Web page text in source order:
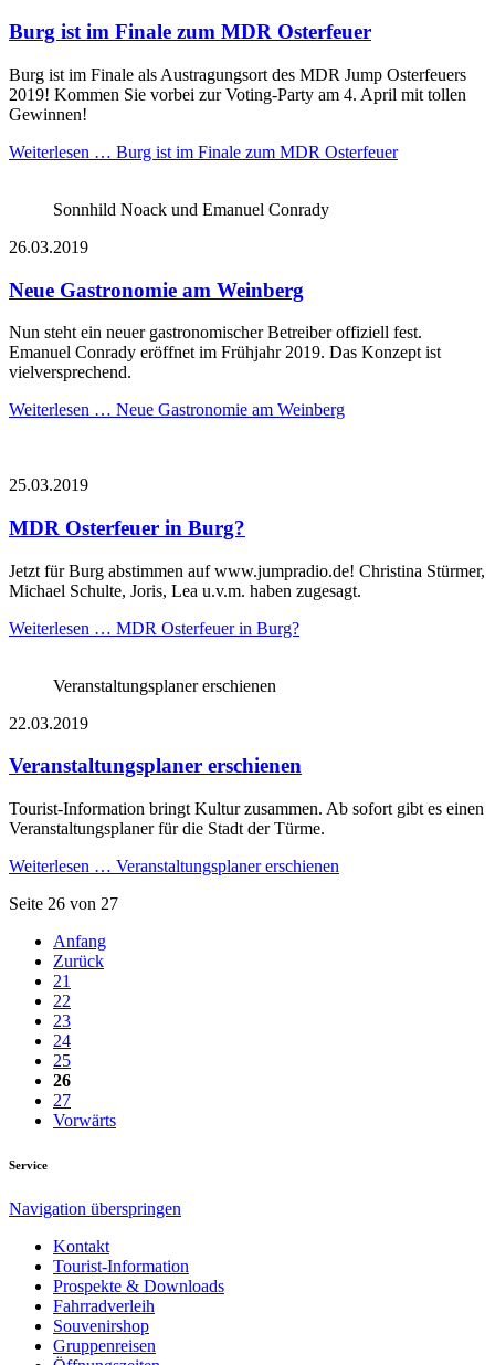
Burg ist im Finale zum MDR Osterfeuer
Burg ist im Finale als Austragungsort des MDR Jump Osterfeuers
2019! Kommen Sie vorbei zur Voting-Party am 4. April mit tollen
Gewinnen!
Weiterlesen … Burg ist im Finale zum MDR Osterfeuer
Sonnhild Noack und Emanuel Conrady
26.03.2019
Neue Gastronomie am Weinberg
Nun steht ein neuer gastronomischer Betreiber offiziell fest.
Emanuel Conrady eröffnet im Frühjahr 2019. Das Konzept ist
vielversprechend.
Weiterlesen … Neue Gastronomie am Weinberg
25.03.2019
MDR Osterfeuer in Burg?
Jetzt für Burg abstimmen auf www.jumpradio.de! Christina Stürmer,
Michael Schulte, Joris, Lea u.v.m. haben zugesagt.
Weiterlesen … MDR Osterfeuer in Burg?
Veranstaltungsplaner erschienen
22.03.2019
Veranstaltungsplaner erschienen
Tourist-Information bringt Kultur zusammen. Ab sofort gibt es einen
Veranstaltungsplaner für die Stadt der Türme.
Weiterlesen … Veranstaltungsplaner erschienen
Seite 26 von 27
Anfang
Zurück
21
22
23
24
25
26
27
Vorwärts
Service
Navigation überspringen
Kontakt
Tourist-Information
Prospekte & Downloads
Fahrradverleih
Souvenirshop
Gruppenreisen